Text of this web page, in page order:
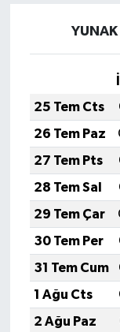
YUNAK
25 Tem Cts
26 Tem Paz
27 Tem Pts
28 Tem Sal
29 Tem Çar
30 Tem Per
31 Tem Cum
1 Ağu Cts
2 Ağu Paz